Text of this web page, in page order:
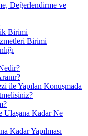
Değerlendirme ve
Birimi
Birimi
ile Yapılan Konuşmada
Ulaşana Kadar Ne
Kadar Yapılması